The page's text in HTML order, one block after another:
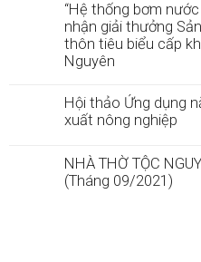
“Hệ thống bơm
nhận giải thưởng
thôn tiêu biểu cấp
Nguyên
Hội thảo Ứng dụng
xuất nông nghiệp
NHÀ THỜ TỘC
(Tháng 09/2021)